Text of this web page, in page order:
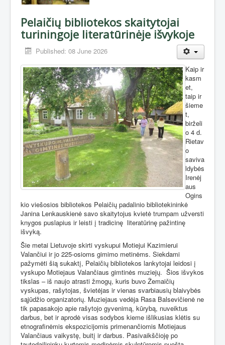
Pelaičių bibliotekos skaitytojai
turiningoje literatūrinėje išvykoje
Published: 08 June 2026
Kaip ir
kasm
et,
taip ir
šieme
t,
birželi
o 4 d.
Rietav
o
saviva
ldybės
Irenėj
aus
Ogins
kio viešosios bibliotekos Pelaičių padalinio bibliotekininkė
Janina Lenkauskienė savo skaitytojus kvietė trumpam užversti
knygos puslapius ir leisti į tradicinę literatūrinę pažintinę
išvyką.
Šie metai Lietuvoje skirti vyskupui Motiejui Kazimierui
Valančiui ir jo 225-osioms gimimo metinėms. Siekdami
pažymėti šią sukaktį, Pelaičių bibliotekos lankytojai leidosi į
vyskupo Motiejaus Valančiaus gimtinės muziejų. Šios išvykos
tikslas – iš naujo atrasti žmogų, kuris buvo Žemaičių
vyskupas, rašytojas, švietėjas ir vienas svarbiausių blaivybės
sąjūdžio organizatorių. Muziejaus vedėja Rasa Balsevičienė ne
tik papasakojo apie rašytojo gyvenimą, kūrybą, nuveiktus
darbus, bet ir aprodė visas sodybos kieme išlikusias klėtis su
etnografinėmis ekspozicijomis primenančiomis Motiejaus
Valančiaus vaikystę, buitį ir darbus. Pasivaikščioję po